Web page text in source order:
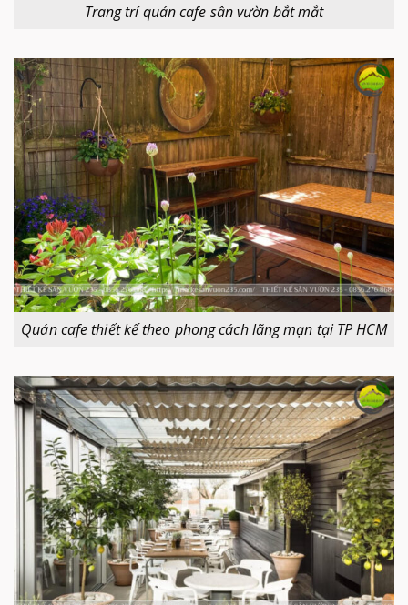
Trang trí quán cafe sân vườn bắt mắt
Quán cafe thiết kế theo phong cách lãng mạn tại TP HCM